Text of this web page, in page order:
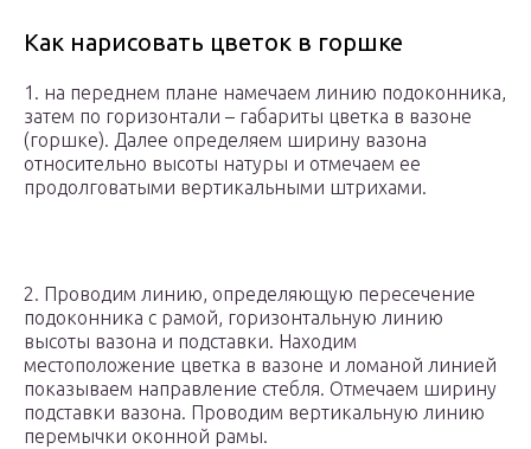
Как нарисовать цветок в горшке
1. на переднем плане намечаем линию подоконника,
затем по горизонтали – габариты цветка в вазоне
(горшке). Далее определяем ширину вазона
относительно высоты натуры и отмечаем ее
продолговатыми вертикальными штрихами.
2. Проводим линию, определяющую пересечение
подоконника с рамой, горизонтальную линию
высоты вазона и подставки. Находим
местоположение цветка в вазоне и ломаной линией
показываем направление стебля. Отмечаем ширину
подставки вазона. Проводим вертикальную линию
перемычки оконной рамы.